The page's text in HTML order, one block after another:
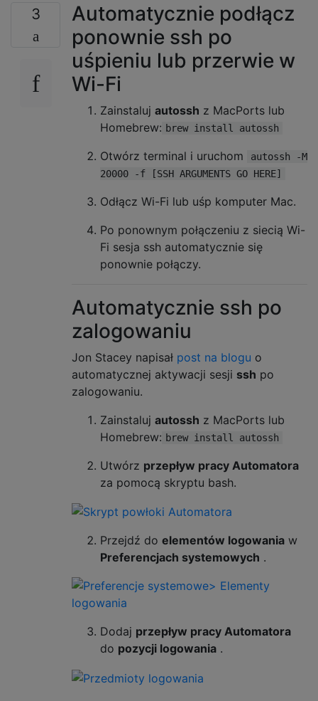
3
Automatycznie podłącz
ponownie ssh po
uśpieniu lub przerwie w
Wi-Fi
Zainstaluj autossh z MacPorts lub
Homebrew: brew install autossh
Otwórz terminal i uruchom
autossh -M
20000 -f [SSH ARGUMENTS GO HERE]
Odłącz Wi-Fi lub uśp komputer Mac.
Po ponownym połączeniu z siecią Wi-
Fi sesja ssh automatycznie się
ponownie połączy.
Automatycznie ssh po
zalogowaniu
Jon Stacey napisał post na blogu o
automatycznej aktywacji sesji ssh po
zalogowaniu.
Zainstaluj autossh z MacPorts lub
Homebrew: brew install autossh
Utwórz przepływ pracy Automatora
za pomocą skryptu bash.
Przejdź do elementów logowania w
Preferencjach systemowych .
Dodaj przepływ pracy Automatora
do pozycji logowania .